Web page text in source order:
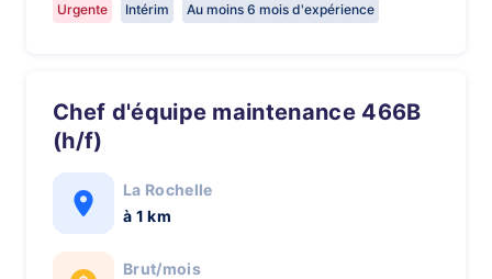
Urgente Intérim Au moins 6 mois d'expérience
Chef d'équipe maintenance 466B
(h/f)
La Rochelle
à 1 km
Brut/mois